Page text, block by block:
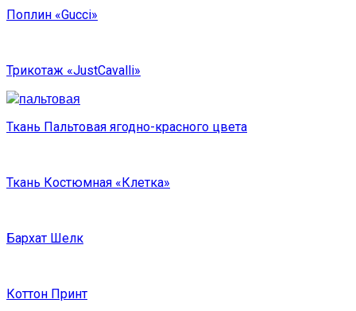
Поплин «Gucci»
Трикотаж «JustCavalli»
Ткань Пальтовая ягодно-красного цвета
Ткань Костюмная «Клетка»
Бархат Шелк
Коттон Принт